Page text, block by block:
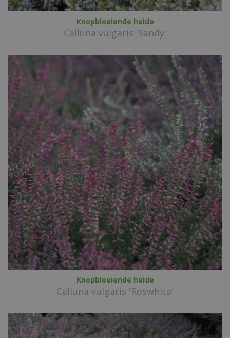
Knopbloeiende heide
Calluna vulgaris 'Sandy'
Knopbloeiende heide
Calluna vulgaris 'Roswhita'